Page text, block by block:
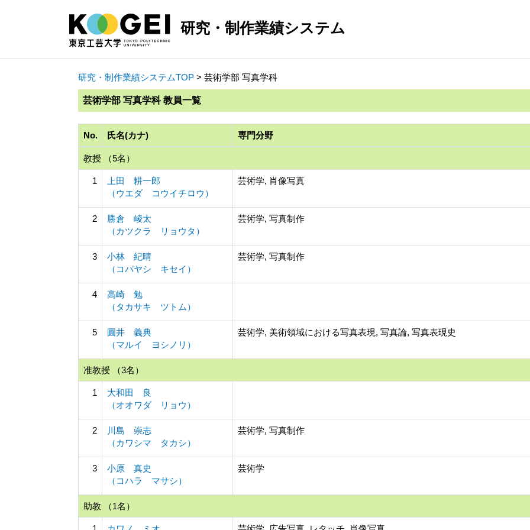
研究・制作業績システム
研究・制作業績システムTOP > 芸術学部 写真学科
芸術学部 写真学科 教員一覧
No. 氏名(カナ) 専門分野
教授 （5名）
1
上田 耕一郎
（ウエダ コウイチロウ）
芸術学, 肖像写真
2
勝倉 崚太
（カツクラ リョウタ）
芸術学, 写真制作
3
小林 紀晴
（コバヤシ キセイ）
芸術学, 写真制作
4
高崎 勉
（タカサキ ツトム）
5
圓井 義典
（マルイ ヨシノリ）
芸術学, 美術領域における写真表現, 写真論, 写真表現史
准教授 （3名）
1
大和田 良
（オオワダ リョウ）
2
川島 崇志
（カワシマ タカシ）
芸術学, 写真制作
3
小原 真史
（コハラ マサシ）
芸術学
助教 （1名）